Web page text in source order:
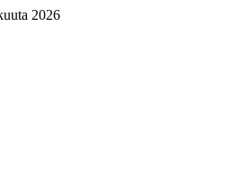
2026